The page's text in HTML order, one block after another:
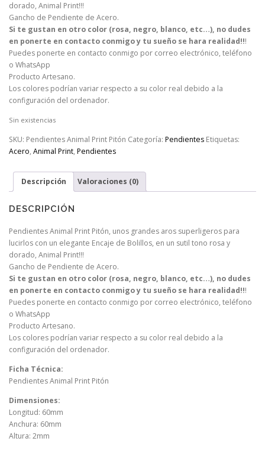
dorado, Animal Print!!!
Gancho de Pendiente de Acero.
Si te gustan en otro color (rosa, negro, blanco, etc…), no dudes
en ponerte en contacto conmigo y tu sueño se hara realidad!!!
Puedes ponerte en contacto conmigo por correo electrónico, teléfono
o WhatsApp
Producto Artesano.
Los colores podrían variar respecto a su color real debido a la
configuración del ordenador.
Sin existencias
SKU: Pendientes Animal Print Pitón Categoría: Pendientes Etiquetas:
Acero, Animal Print, Pendientes
Descripción Valoraciones (0)
DESCRIPCIÓN
Pendientes Animal Print Pitón, unos grandes aros superligeros para
lucirlos con un elegante Encaje de Bolillos, en un sutil tono rosa y
dorado, Animal Print!!!
Gancho de Pendiente de Acero.
Si te gustan en otro color (rosa, negro, blanco, etc…), no dudes
en ponerte en contacto conmigo y tu sueño se hara realidad!!!
Puedes ponerte en contacto conmigo por correo electrónico, teléfono
o WhatsApp
Producto Artesano.
Los colores podrían variar respecto a su color real debido a la
configuración del ordenador.
Ficha Técnica:
Pendientes Animal Print Pitón
Dimensiones:
Longitud: 60mm
Anchura: 60mm
Altura: 2mm